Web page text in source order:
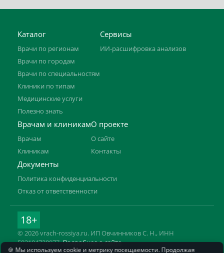
Каталог
Врачи по регионам
Врачи по городам
Врачи по специальностям
Клиники по типам
Медицинские услуги
Полезно знать
Сервисы
ИИ-расшифровка анализов
Врачам и клиникам
Врачам
Клиникам
О проекте
О сайте
Контакты
Документы
Политика конфиденциальности
Отказ от ответственности
18+
© 2026 vrach-rossiya.ru. ИП Овчинников С. Н., ИНН
592104728977.Подробнее о сайте
🍪 Мы используем cookie и метрику посещаемости. Продолжая